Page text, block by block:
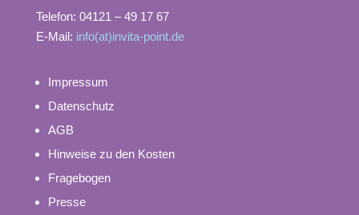
Telefon: 04121 – 49 17 67
E-Mail: info(at)invita-point.de
Impressum
Datenschutz
AGB
Hinweise zu den Kosten
Fragebogen
Presse